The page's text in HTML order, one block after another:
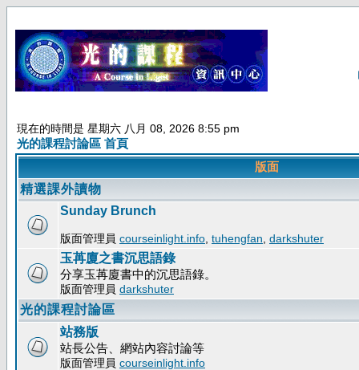
現在的時間是 星期六 八月 08, 2026 8:55 pm
光的課程討論區 首頁
版面
精選課外讀物
Sunday Brunch
版面管理員 courseinlight.info tuhengfan darkshuter
玉苒廈之書沉思語錄
分享玉苒廈書中的沉思語錄。
版面管理員 darkshuter
光的課程討論區
站務版
站長公告、網站內容討論等
版面管理員 courseinlight.info